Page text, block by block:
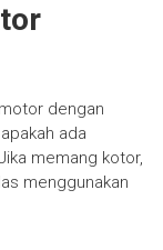
dengan
ada
memang kotor,
menggunakan